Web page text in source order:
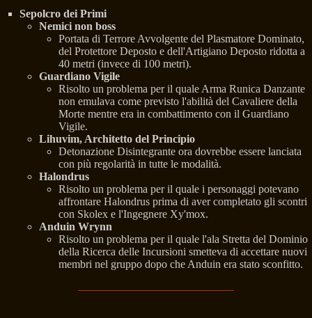
Sepolcro dei Primi
Nemici non boss
Portata di Terrore Avvolgente del Plasmatore Dominato,
del Protettore Deposto e dell'Artigiano Deposto ridotta a
40 metri (invece di 100 metri).
Guardiano Vigile
Risolto un problema per il quale Arma Runica Danzante
non emulava come previsto l'abilità del Cavaliere della
Morte mentre era in combattimento con il Guardiano
Vigile.
Lihuvim, Architetto del Principio
Detonazione Disintegrante ora dovrebbe essere lanciata
con più regolarità in tutte le modalità.
Halondrus
Risolto un problema per il quale i personaggi potevano
affrontare Halondrus prima di aver completato gli scontri
con Skolex e l'Ingegnere Xy'mox.
Anduin Wrynn
Risolto un problema per il quale l'ala Stretta del Dominio
della Ricerca delle Incursioni smetteva di accettare nuovi
membri nel gruppo dopo che Anduin era stato sconfitto.